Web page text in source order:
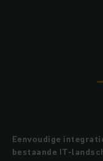
Eenvoudige
bestaande IT-